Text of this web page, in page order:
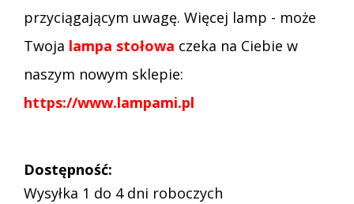
przyciągającym uwagę. Więcej lamp - może
Twoja lampa stołowa czeka na Ciebie w
naszym nowym sklepie:
https://www.lampami.pl
Dostępność:
Wysyłka 1 do 4 dni roboczych